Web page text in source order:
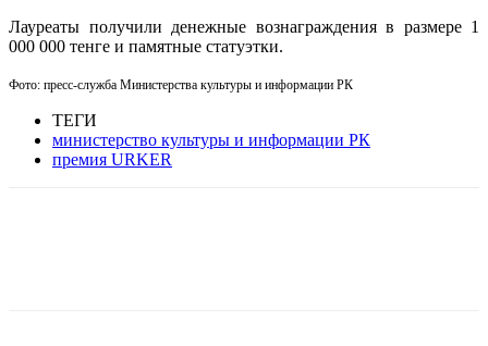
Лауреаты получили денежные вознаграждения в размере 1
000 000 тенге и памятные статуэтки.
Фото: пресс-служба Министерства культуры и информации РК
ТЕГИ
министерство культуры и информации РК
премия URKER